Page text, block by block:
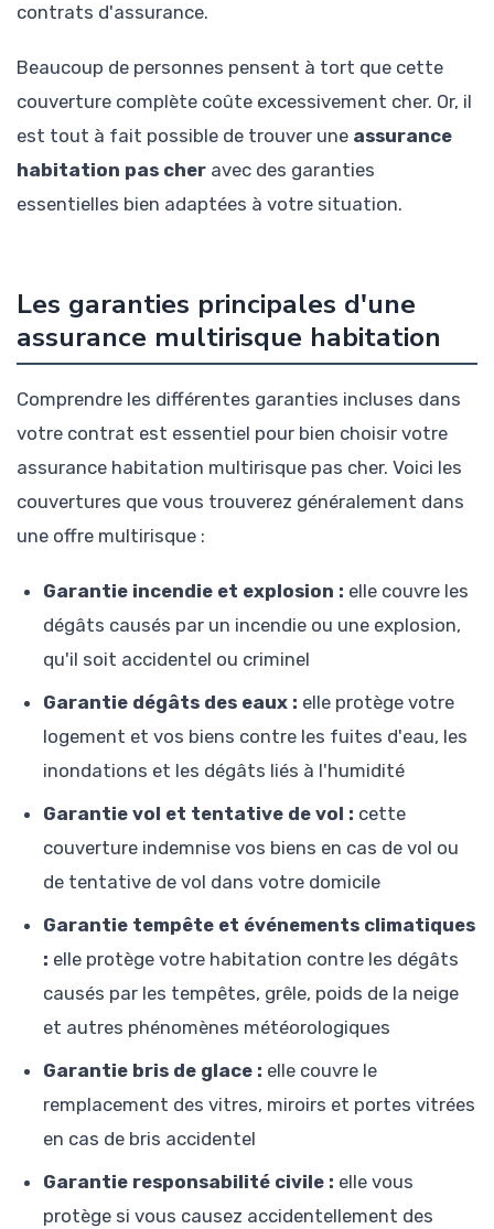
contrats d'assurance.
Beaucoup de personnes pensent à tort que cette
couverture complète coûte excessivement cher. Or, il
est tout à fait possible de trouver une assurance
habitation pas cher avec des garanties
essentielles bien adaptées à votre situation.
Les garanties principales d'une
assurance multirisque habitation
Comprendre les différentes garanties incluses dans
votre contrat est essentiel pour bien choisir votre
assurance habitation multirisque pas cher. Voici les
couvertures que vous trouverez généralement dans
une offre multirisque :
Garantie incendie et explosion : elle couvre les
dégâts causés par un incendie ou une explosion,
qu'il soit accidentel ou criminel
Garantie dégâts des eaux : elle protège votre
logement et vos biens contre les fuites d'eau, les
inondations et les dégâts liés à l'humidité
Garantie vol et tentative de vol : cette
couverture indemnise vos biens en cas de vol ou
de tentative de vol dans votre domicile
Garantie tempête et événements climatiques
: elle protège votre habitation contre les dégâts
causés par les tempêtes, grêle, poids de la neige
et autres phénomènes météorologiques
Garantie bris de glace : elle couvre le
remplacement des vitres, miroirs et portes vitrées
en cas de bris accidentel
Garantie responsabilité civile : elle vous
protège si vous causez accidentellement des